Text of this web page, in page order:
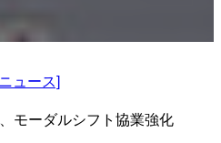
ュース]
モーダルシフト協業強化